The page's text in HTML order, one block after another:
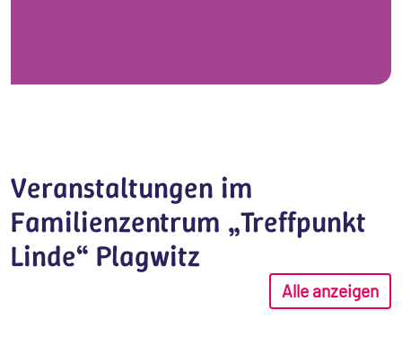
Veranstaltungen im
Familienzentrum „Treffpunkt
Linde“ Plagwitz
Alle anzeigen